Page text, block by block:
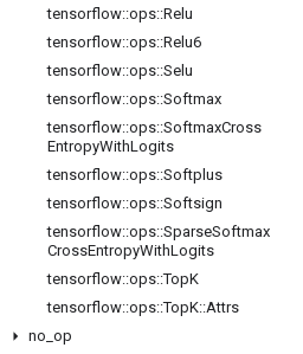
tensorflow::ops::Relu
tensorflow::ops::Relu6
tensorflow::ops::Selu
tensorflow::ops::Softmax
tensorflow::ops::SoftmaxCross
EntropyWithLogits
tensorflow::ops::Softplus
tensorflow::ops::Softsign
tensorflow::ops::SparseSoftmax
CrossEntropyWithLogits
tensorflow::ops::TopK
tensorflow::ops::TopK::Attrs
no op
つながる